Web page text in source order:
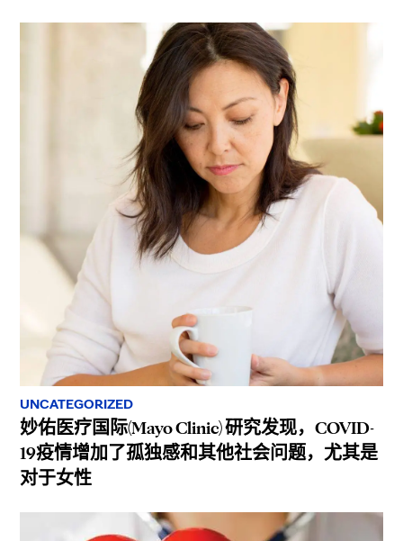
UNCATEGORIZED
妙佑医疗国际(Mayo Clinic) 研究发现，COVID-
19疫情增加了孤独感和其他社会问题，尤其是
对于女性